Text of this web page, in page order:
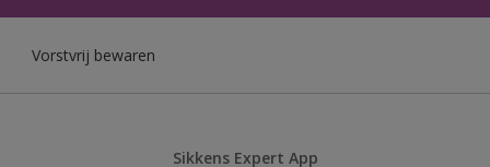
Vorstvrij bewaren
Sikkens Expert App